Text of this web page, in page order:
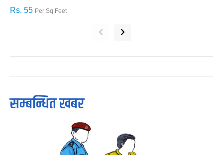
Rs. 55 Per Sq.Feet
‹ ›
सम्बन्धित खबर